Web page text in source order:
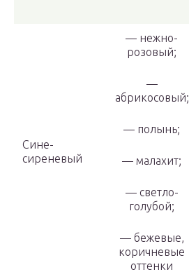
Сине-
сиреневый
— нежно-
розовый;
—
абрикосовый;
— полынь;
— малахит;
— светло-
голубой;
— бежевые,
коричневые
оттенки